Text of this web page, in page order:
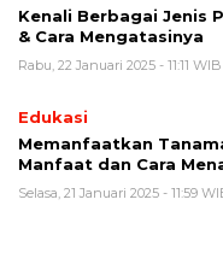
Kenali Berbagai Jenis
& Cara Mengatasinya
Rabu, 22 Januari 2025 - 11:11 WIB
Edukasi
Memanfaatkan
Manfaat dan Cara
Selasa, 21 Januari 2025 - 11:59